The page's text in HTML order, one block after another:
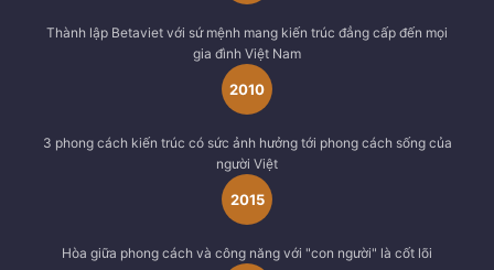
Thành lập Betaviet với sứ mệnh mang kiến trúc đẳng cấp đến mọi
gia đình Việt Nam
2010
3 phong cách kiến trúc có sức ảnh hưởng tới phong cách sống của
người Việt
2015
Hòa giữa phong cách và công năng với "con người" là cốt lõi